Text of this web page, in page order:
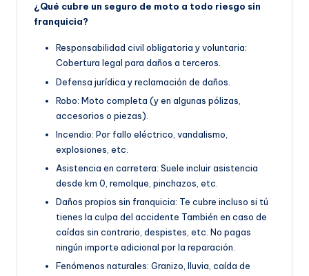
¿Qué cubre un seguro de moto a todo riesgo sin
franquicia?
Responsabilidad civil obligatoria y voluntaria:
Cobertura legal para daños a terceros.
Defensa jurídica y reclamación de daños.
Robo: Moto completa (y en algunas pólizas,
accesorios o piezas).
Incendio: Por fallo eléctrico, vandalismo,
explosiones, etc.
Asistencia en carretera: Suele incluir asistencia
desde km 0, remolque, pinchazos, etc.
Daños propios sin franquicia: Te cubre incluso si tú
tienes la culpa del accidente También en caso de
caídas sin contrario, despistes, etc. No pagas
ningún importe adicional por la reparación.
Fenómenos naturales: Granizo, lluvia, caída de